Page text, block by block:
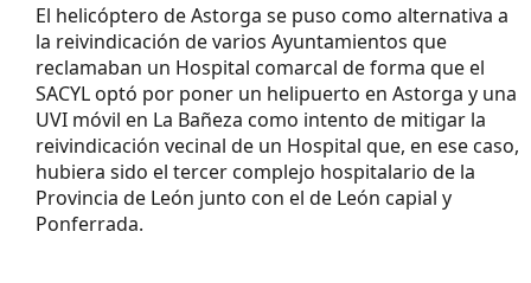
El helicóptero de Astorga se puso como alternativa a
la reivindicación de varios Ayuntamientos que
reclamaban un Hospital comarcal de forma que el
SACYL optó por poner un helipuerto en Astorga y una
UVI móvil en La Bañeza como intento de mitigar la
reivindicación vecinal de un Hospital que, en ese caso,
hubiera sido el tercer complejo hospitalario de la
Provincia de León junto con el de León capial y
Ponferrada.